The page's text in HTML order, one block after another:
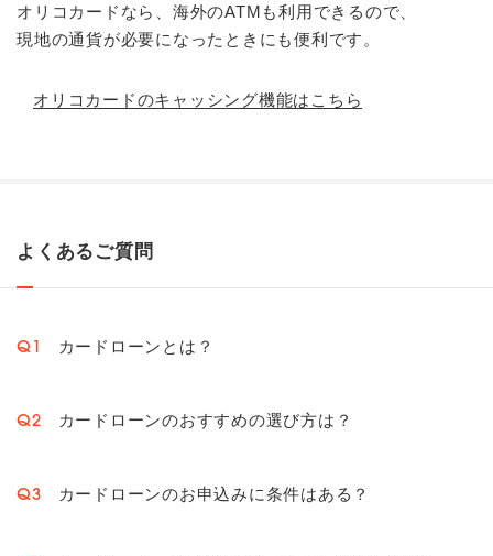
オリコカードなら、海外のATMも利用できるので、
現地の通貨が必要になったときにも便利です。
オリコカードのキャッシング機能はこちら
よくあるご質問
Q1 カードローンとは？
Q2 カードローンのおすすめの選び方は？
Q3 カードローンのお申込みに条件はある？